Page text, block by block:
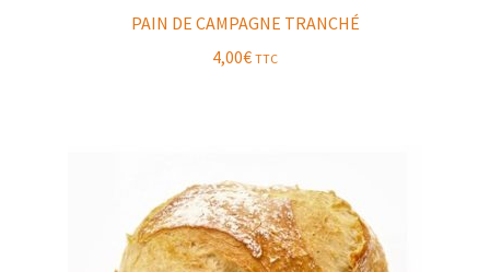
PAIN DE CAMPAGNE TRANCHÉ
4,00€ TTC